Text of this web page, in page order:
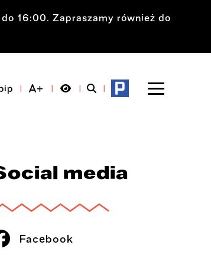
16:00. Zapraszamy również do
media
Facebook